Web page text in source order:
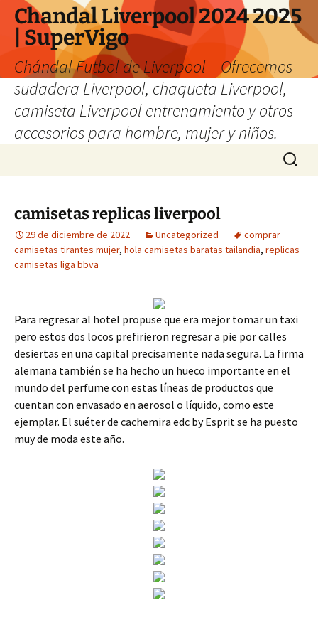
Chandal Liverpool 2024 2025
| SuperVigo
Chándal Futbol de Liverpool – Ofrecemos
sudadera Liverpool, chaqueta Liverpool,
camiseta Liverpool entrenamiento y otros
accesorios para hombre, mujer y niños.
Buscar:
camisetas replicas liverpool
29 de diciembre de 2022 Uncategorized
comprar
camisetas tirantes mujer, hola camisetas baratas tailandia, replicas
camisetas liga bbva
Para regresar al hotel propuse que era mejor tomar un taxi
pero estos dos locos prefirieron regresar a pie por calles
desiertas en una capital precisamente nada segura. La firma
alemana también se ha hecho un hueco importante en el
mundo del perfume con estas líneas de productos que
cuentan con envasado en aerosol o líquido, como este
ejemplar. El suéter de cachemira edc by Esprit se ha puesto
muy de moda este año.